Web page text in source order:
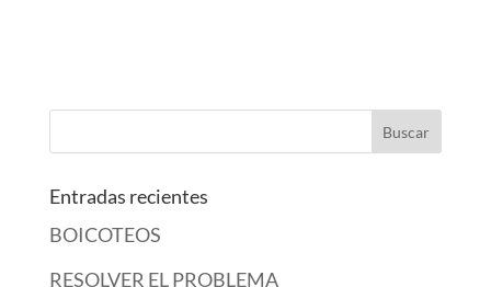
Entradas recientes
BOICOTEOS
RESOLVER EL PROBLEMA